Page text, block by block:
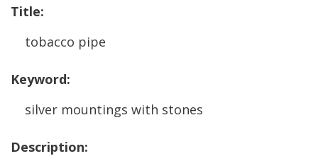
Title:
tobacco pipe
Keyword:
silver mountings with stones
Description: